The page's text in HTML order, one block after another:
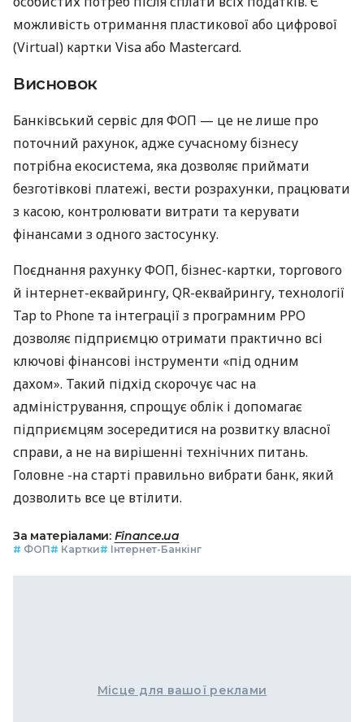
можливість отримання пластикової або цифрової
(Virtual) картки Visa або Mastercard.
Висновок
Банківський сервіс для ФОП — це не лише про
поточний рахунок, адже сучасному бізнесу
потрібна екосистема, яка дозволяє приймати
безготівкові платежі, вести розрахунки, працювати
з касою, контролювати витрати та керувати
фінансами з одного застосунку.
Поєднання рахунку ФОП, бізнес-картки, торгового
й інтернет-еквайрингу, QR-еквайрингу, технології
Tap to Phone та інтеграції з програмним РРО
дозволяє підприємцю отримати практично всі
ключові фінансові інструменти «під одним
дахом». Такий підхід скорочує час на
адміністрування, спрощує облік і допомагає
підприємцям зосередитися на розвитку власної
справи, а не на вирішенні технічних питань.
Головне -на старті правильно вибрати банк, який
дозволить все це втілити.
За матеріалами: Finance.ua
# ФОП# Картки# Інтернет-Банкінг
Місце для вашої реклами